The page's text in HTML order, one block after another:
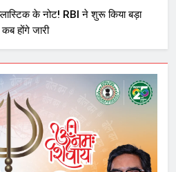
के नोट! RBI ने शुरू किया बड़ा
होंगे जारी